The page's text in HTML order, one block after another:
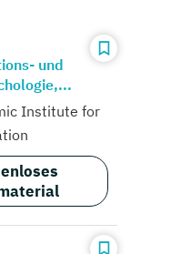
und
Institute for